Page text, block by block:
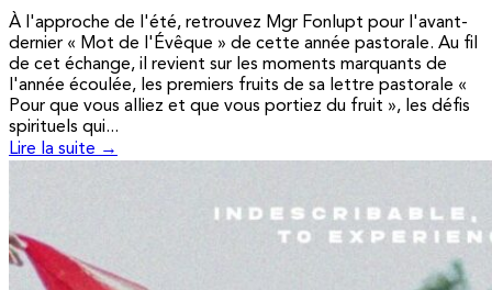
À l'approche de l'été, retrouvez Mgr Fonlupt pour l'avant-
dernier « Mot de l'Évêque » de cette année pastorale. Au fil
de cet échange, il revient sur les moments marquants de
l'année écoulée, les premiers fruits de sa lettre pastorale «
Pour que vous alliez et que vous portiez du fruit », les défis
spirituels qui...
Lire la suite →